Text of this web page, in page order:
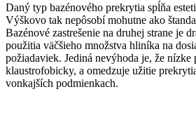
Daný typ bazénového prekrytia spĺňa
Výškovo tak nepôsobí mohutne ako
Bazénové zastrešenie na druhej strane je
použitia väčšieho množstva hliníka na
požiadaviek. Jediná nevýhoda je, že nízke
klaustrofobicky, a omedzuje užitie
vonkajších podmienkach.